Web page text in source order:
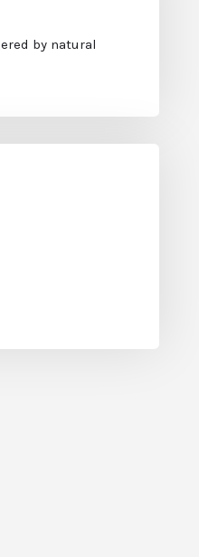
by natural